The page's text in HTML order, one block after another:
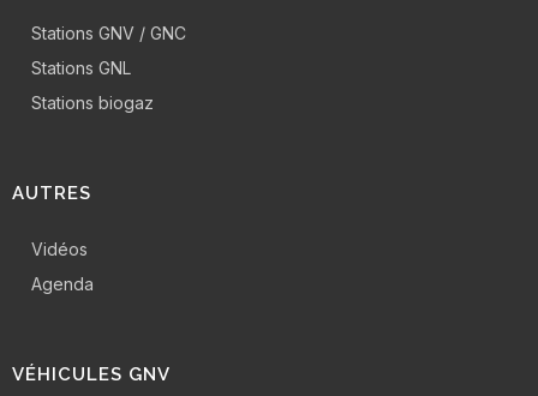
Stations GNV / GNC
Stations GNL
Stations biogaz
AUTRES
Vidéos
Agenda
VÉHICULES GNV